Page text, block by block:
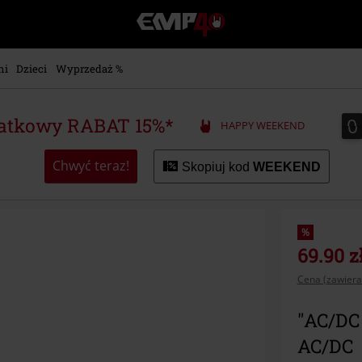
EMP
-
Merch
Seriali
Gier
Dzieci Wyprzedaż %
RABAT 15%* HAPPY WEEKEND 0
0
Chwyć teraz! Skopiuj kod WEEKEND
%
69.90
Cena
"AC/
AC/DC